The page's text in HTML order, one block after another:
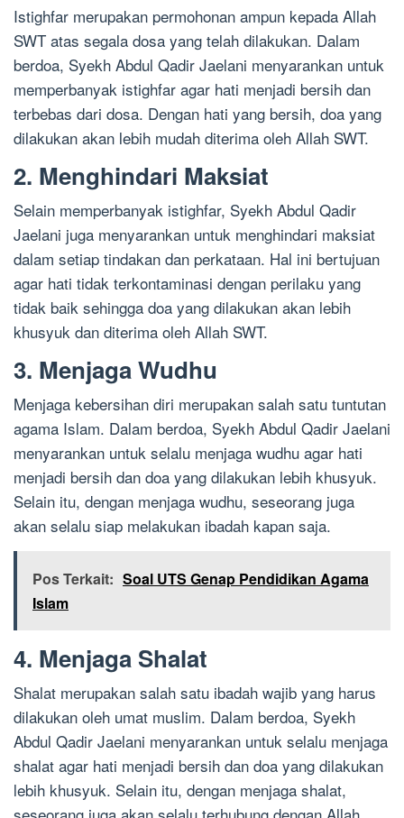
Istighfar merupakan permohonan ampun kepada Allah
SWT atas segala dosa yang telah dilakukan. Dalam
berdoa, Syekh Abdul Qadir Jaelani menyarankan untuk
memperbanyak istighfar agar hati menjadi bersih dan
terbebas dari dosa. Dengan hati yang bersih, doa yang
dilakukan akan lebih mudah diterima oleh Allah SWT.
2. Menghindari Maksiat
Selain memperbanyak istighfar, Syekh Abdul Qadir
Jaelani juga menyarankan untuk menghindari maksiat
dalam setiap tindakan dan perkataan. Hal ini bertujuan
agar hati tidak terkontaminasi dengan perilaku yang
tidak baik sehingga doa yang dilakukan akan lebih
khusyuk dan diterima oleh Allah SWT.
3. Menjaga Wudhu
Menjaga kebersihan diri merupakan salah satu tuntutan
agama Islam. Dalam berdoa, Syekh Abdul Qadir Jaelani
menyarankan untuk selalu menjaga wudhu agar hati
menjadi bersih dan doa yang dilakukan lebih khusyuk.
Selain itu, dengan menjaga wudhu, seseorang juga
akan selalu siap melakukan ibadah kapan saja.
Pos Terkait: Soal UTS Genap Pendidikan Agama
Islam
4. Menjaga Shalat
Shalat merupakan salah satu ibadah wajib yang harus
dilakukan oleh umat muslim. Dalam berdoa, Syekh
Abdul Qadir Jaelani menyarankan untuk selalu menjaga
shalat agar hati menjadi bersih dan doa yang dilakukan
lebih khusyuk. Selain itu, dengan menjaga shalat,